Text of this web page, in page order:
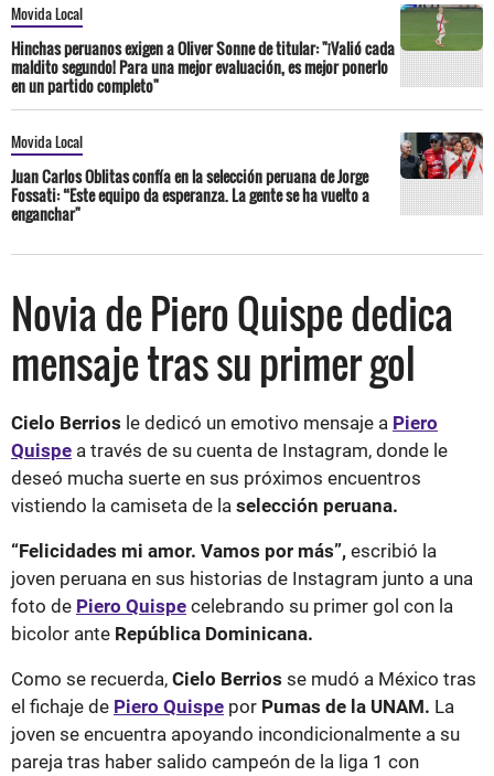
Movida Local
Hinchas peruanos exigen a Oliver Sonne de titular: "¡Valió cada
maldito segundo! Para una mejor evaluación, es mejor ponerlo
en un partido completo"
Movida Local
Juan Carlos Oblitas confía en la selección peruana de Jorge
Fossati: “Este equipo da esperanza. La gente se ha vuelto a
enganchar"
Novia de Piero Quispe dedica
mensaje tras su primer gol
Cielo Berrios le dedicó un emotivo mensaje a Piero
Quispe a través de su cuenta de Instagram, donde le
deseó mucha suerte en sus próximos encuentros
vistiendo la camiseta de la selección peruana.
“Felicidades mi amor. Vamos por más”, escribió la
joven peruana en sus historias de Instagram junto a una
foto de Piero Quispe celebrando su primer gol con la
bicolor ante República Dominicana.
Como se recuerda, Cielo Berrios se mudó a México tras
el fichaje de Piero Quispe por Pumas de la UNAM. La
joven se encuentra apoyando incondicionalmente a su
pareja tras haber salido campeón de la liga 1 con